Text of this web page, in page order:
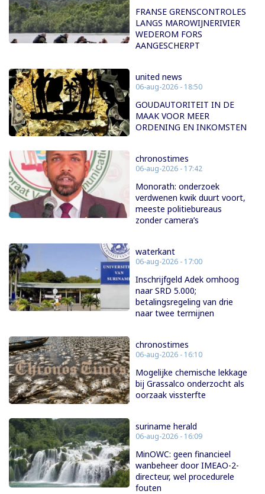
FRANSE GRENSCONTROLES
LANGS MAROWIJNERIVIER
WEDEROM FORS
AANGESCHERPT
united news
06-aug-2026 - 18:50
GOUDAUTORITEIT IN DE
MAAK VOOR MEER
ORDENING EN INKOMSTEN
chronostimes
06-aug-2026 - 17:42
Monorath: onderzoek
verdwenen kwik duurt voort,
meeste politiebureaus
zonder camera’s
waterkant
06-aug-2026 - 17:00
Inschrijfgeld Adek omhoog
naar SRD 5.000;
betalingsregeling van drie
naar twee termijnen
chronostimes
06-aug-2026 - 16:10
Mogelijke chemische lekkage
bij Grassalco onderzocht als
oorzaak vissterfte
suriname herald
06-aug-2026 - 16:09
MinOWC: geen financieel
wanbeheer door IMEAO-2-
directeur, wel procedurele
fouten